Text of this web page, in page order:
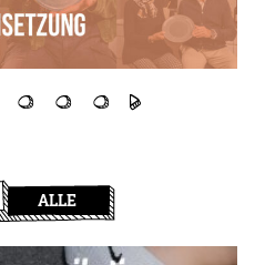
ALLE